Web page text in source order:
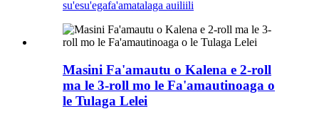
su'esu'egafa'amatalaga auiliili
Masini Fa'amautu o Kalena e 2-roll
ma le 3-roll mo le Fa'amautinoaga o
le Tulaga Lelei